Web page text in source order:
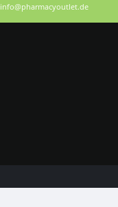
info@pharmacyoutlet.de